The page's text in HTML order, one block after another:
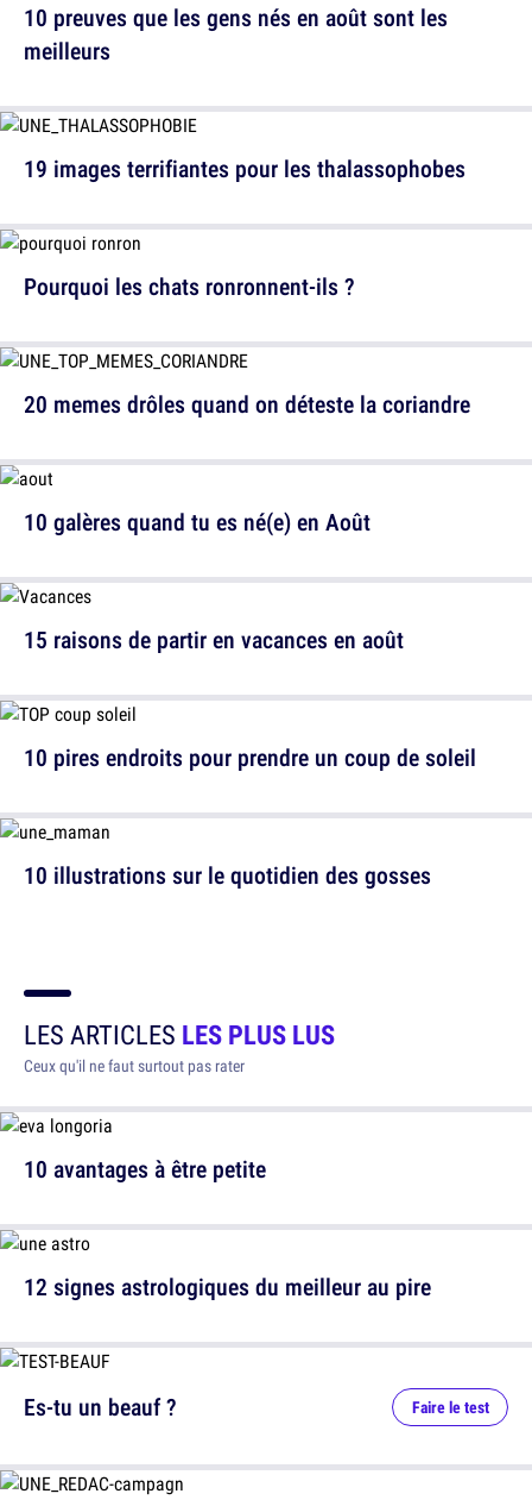
10 preuves que les gens nés en août sont les
meilleurs
Pourquoi les chats ronronnent-ils ?
10 galères quand tu es né(e) en Août
10 pires endroits pour prendre un coup de soleil
19 images terrifiantes pour les thalassophobes
20 memes drôles quand on déteste la coriandre
15 raisons de partir en vacances en août
10 illustrations sur le quotidien des gosses
LES ARTICLES LES PLUS LUS
Ceux qu'il ne faut surtout pas rater
10 avantages à être petite
12 signes astrologiques du meilleur au pire
Es-tu un beauf ? Faire le test